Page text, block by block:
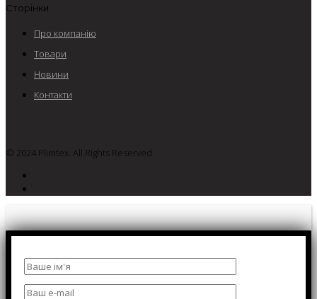
Сторінки
Про компанію
Товари
Новини
Контакти
© 2024 Plimtex. All Rights Reserved